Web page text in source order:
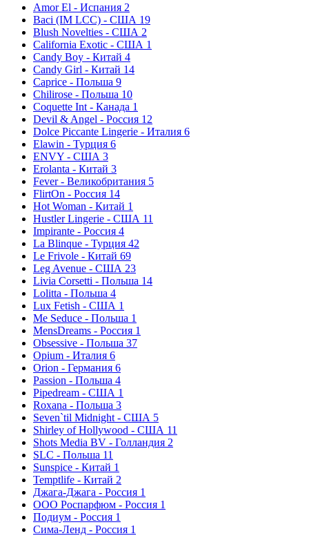
Amor El - Испания 2
Baci (IM LCC) - США 19
Blush Novelties - США 2
California Exotic - США 1
Candy Boy - Китай 4
Candy Girl - Китай 14
Caprice - Польша 9
Chilirose - Польша 10
Coquette Int - Канада 1
Devil & Angel - Россия 12
Dolce Piccante Lingerie - Италия 6
Elawin - Турция 6
ENVY - США 3
Erolanta - Китай 3
Fever - Великобритания 5
FlirtOn - Россия 14
Hot Woman - Китай 1
Hustler Lingerie - США 11
Impirante - Россия 4
La Blinque - Турция 42
Le Frivole - Китай 69
Leg Avenue - США 23
Livia Corsetti - Польша 14
Lolitta - Польша 4
Lux Fetish - США 1
Me Seduce - Польша 1
MensDreams - Россия 1
Obsessive - Польша 37
Opium - Италия 6
Orion - Германия 6
Passion - Польша 4
Pipedream - США 1
Roxana - Польша 3
Seven`til Midnight - США 5
Shirley of Hollywood - США 11
Shots Media BV - Голландия 2
SLC - Польша 11
Sunspice - Китай 1
Temptlife - Китай 2
Джага-Джага - Россия 1
ООО Роспарфюм - Россия 1
Подиум - Россия 1
Сима-Ленд - Россия 1